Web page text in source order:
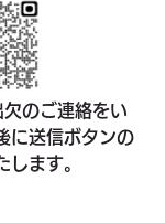
のご連絡をい
に送信ボタンの
します。